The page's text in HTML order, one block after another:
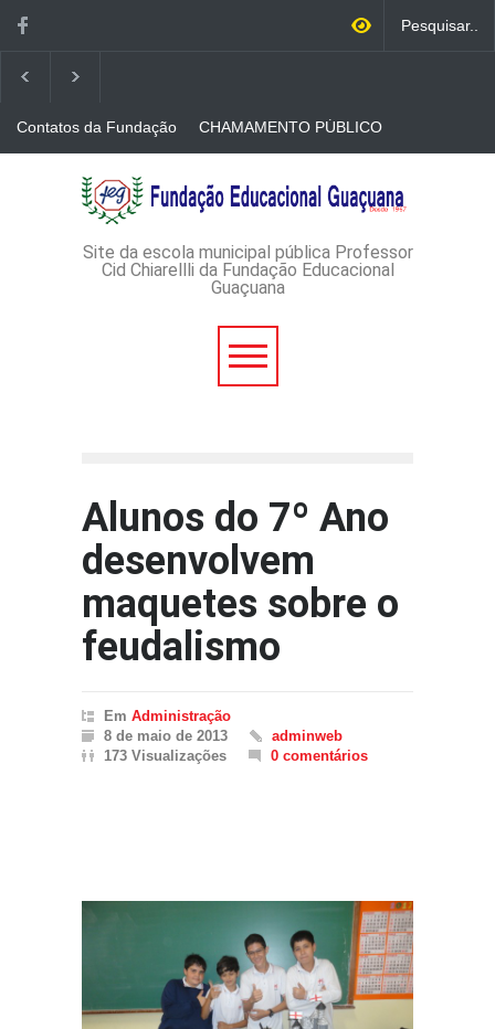
Contatos da Fundação
CHAMAMENTO PÚBLICO
CREDENCIAMENTO DE
IMPRESSOS
AVISO DE DISPENSA DE
LICITAÇÃO - DISPENSA DE
LICITAÇÃO Nº 53/2026-
ADMINISTRATIVO Nº
Site da escola municipal pública Professor
Cid Chiarellli da Fundação Educacional
Guaçuana
Alunos do 7º Ano
desenvolvem
maquetes sobre o
feudalismo
Em Administração
8 de maio de 2013
adminweb
173 Visualizações
0 comentários